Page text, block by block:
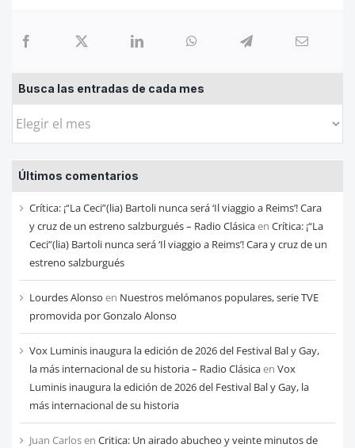
Busca las entradas de cada mes
Busca
entradas
de
cada
mes
Últimos comentarios
Crítica: ¡“La Ceci”(lia) Bartoli nunca será ‘Il viaggio a Reims’! Cara
y cruz de un estreno salzburgués – Radio Clásicaen Crítica: ¡“La
Ceci”(lia) Bartoli nunca será ‘Il viaggio a Reims’! Cara y cruz de un
estreno salzburgués
Lourdes Alonso en Nuestros melómanos populares, serie TVE
promovida por Gonzalo Alonso
Vox Luminis inaugura la edición de 2026 del Festival Bal y Gay,
la más internacional de su historia – Radio Clásicaen Vox
Luminis inaugura la edición de 2026 del Festival Bal y Gay, la
más internacional de su historia
Juan Carlosen Critica: Un airado abucheo y veinte minutos de